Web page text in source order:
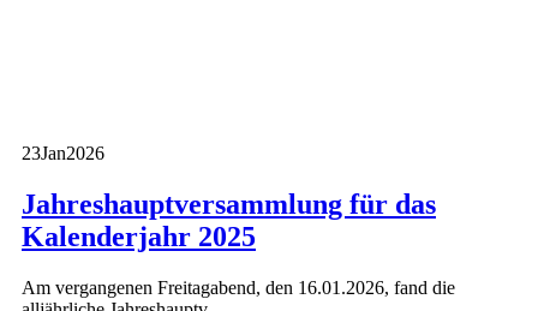
23Jan2026
Jahreshauptversammlung für das
Kalenderjahr 2025
Am vergangenen Freitagabend, den 16.01.2026, fand die